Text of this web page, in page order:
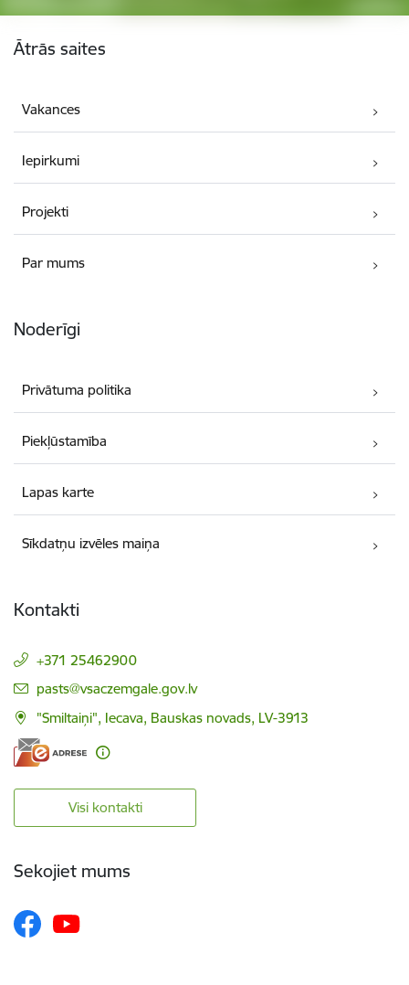
Ātrās saites
Vakances
Iepirkumi
Projekti
Par mums
Noderīgi
Privātuma politika
Piekļūstamība
Lapas karte
Sīkdatņu izvēles maiņa
Kontakti
+371 25462900
E-pasts:
pasts@vsaczemgale.gov.lv
"Smiltaiņi", Iecava, Bauskas novads, LV-3913
Visi kontakti
Sekojiet mums